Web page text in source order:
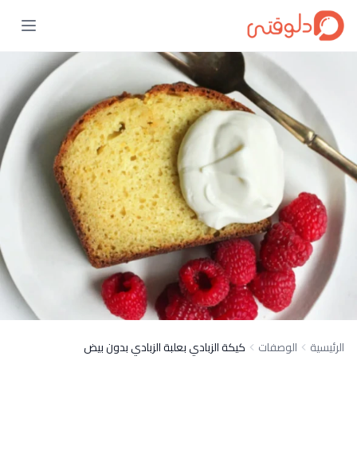
الرئيسية الوصفات كيكة الزبادي بعلبة الزبادي بدون بيض